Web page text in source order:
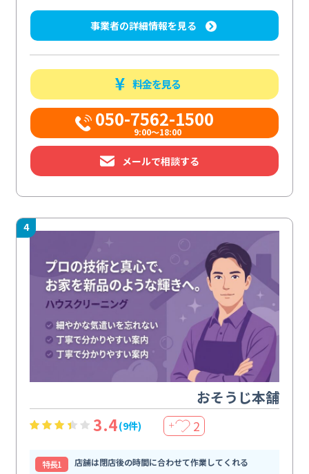
事業者の詳細情報を見る
料金を見る
050-7562-1500
9:00～18:00
メールで相談する
4
おそうじ本舗
3.4(9件) ＋ 2
特⻑1
店舗は閉店後の時間に合わせて作業してくれる